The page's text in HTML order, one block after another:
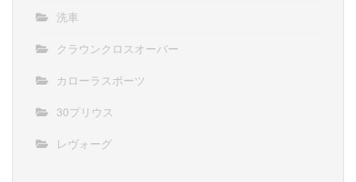
洗車
クラウンクロスオーバー
カローラスポーツ
30プリウス
レヴォーグ